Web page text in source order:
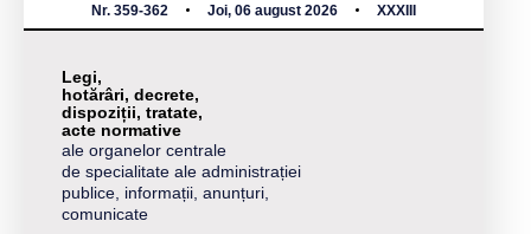
Nr. 359-362 Joi, 06 august 2026 XXXIII
Legi,
hotărâri, decrete,
dispoziții, tratate,
acte normative
ale organelor centrale
de specialitate ale administrației
publice, informații, anunțuri,
comunicate